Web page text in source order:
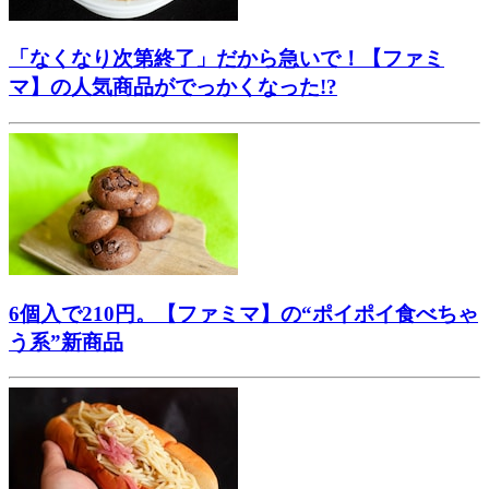
「なくなり次第終了」だから急いで！【ファミ
マ】の人気商品がでっかくなった!?
6個入で210円。【ファミマ】の“ポイポイ食べちゃ
う系”新商品